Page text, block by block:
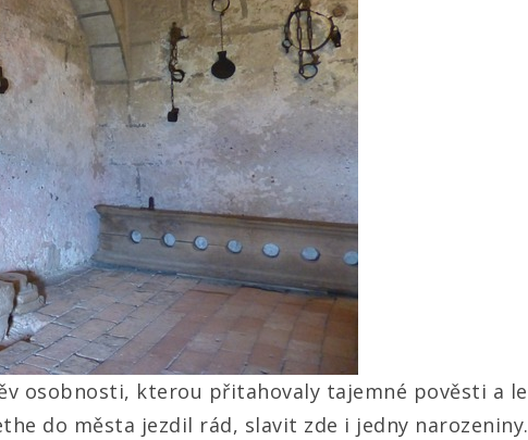
osobnosti, kterou přitahovaly tajemné pověsti a
do města jezdil rád, slavit zde i jedny